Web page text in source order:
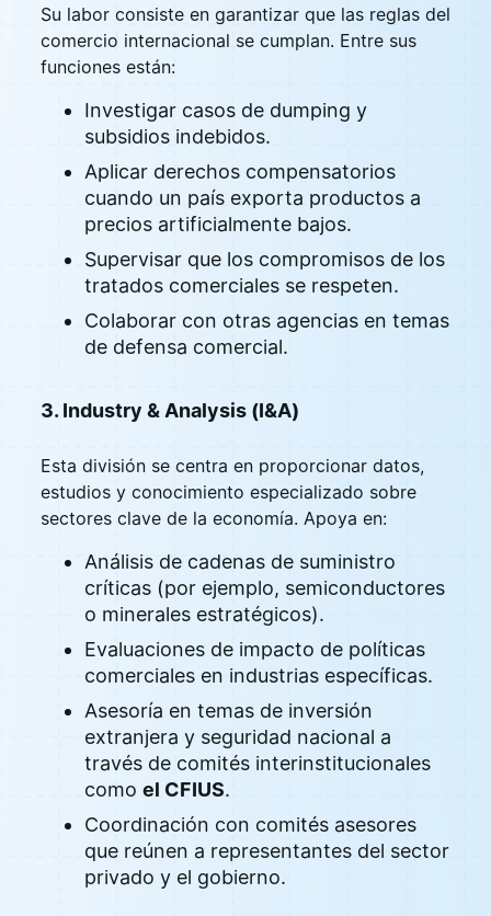
Su labor consiste en garantizar que las reglas del
comercio internacional se cumplan. Entre sus
funciones están:
Investigar casos de dumping y
subsidios indebidos.
Aplicar derechos compensatorios
cuando un país exporta productos a
precios artificialmente bajos.
Supervisar que los compromisos de los
tratados comerciales se respeten.
Colaborar con otras agencias en temas
de defensa comercial.
3. Industry & Analysis (I&A)
Esta división se centra en proporcionar datos,
estudios y conocimiento especializado sobre
sectores clave de la economía. Apoya en:
Análisis de cadenas de suministro
críticas (por ejemplo, semiconductores
o minerales estratégicos).
Evaluaciones de impacto de políticas
comerciales en industrias específicas.
Asesoría en temas de inversión
extranjera y seguridad nacional a
través de comités interinstitucionales
como el CFIUS.
Coordinación con comités asesores
que reúnen a representantes del sector
privado y el gobierno.